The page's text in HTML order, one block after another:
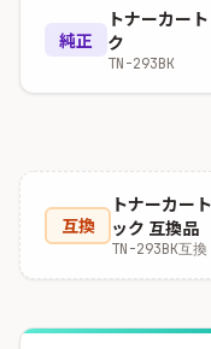
純正
トナーカー
ク
TN-293BK
互換
トナーカー
ック 互換品
TN-293BK互換